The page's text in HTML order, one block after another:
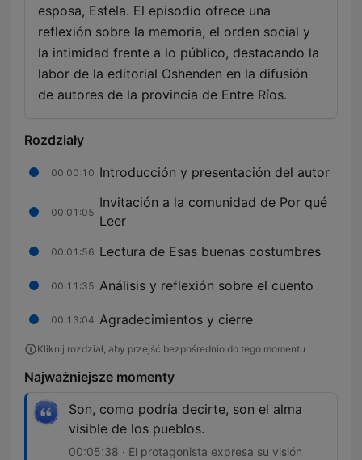
esposa, Estela. El episodio ofrece una
reflexión sobre la memoria, el orden social y
la intimidad frente a lo público, destacando la
labor de la editorial Oshenden en la difusión
de autores de la provincia de Entre Ríos.
Rozdziały
00:00:10 Introducción y presentación del autor
00:01:05
Invitación a la comunidad de Por qué
Leer
00:01:56 Lectura de Esas buenas costumbres
00:11:35 Análisis y reflexión sobre el cuento
00:13:04 Agradecimientos y cierre
Kliknij rozdział, aby przejść bezpośrednio do tego momentu
Najważniejsze momenty
Son, como podría decirte, son el alma
visible de los pueblos.
00:05:38 · El protagonista expresa su visión